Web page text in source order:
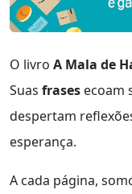
O livro A Mala de
Suas frases ecoam
despertam
esperança.
A cada página,